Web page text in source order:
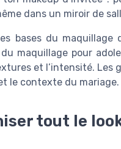
dans un miroir de
bases du maquillage
maquillage pour
et l’intensité. Les
le contexte du mariage.
tout le